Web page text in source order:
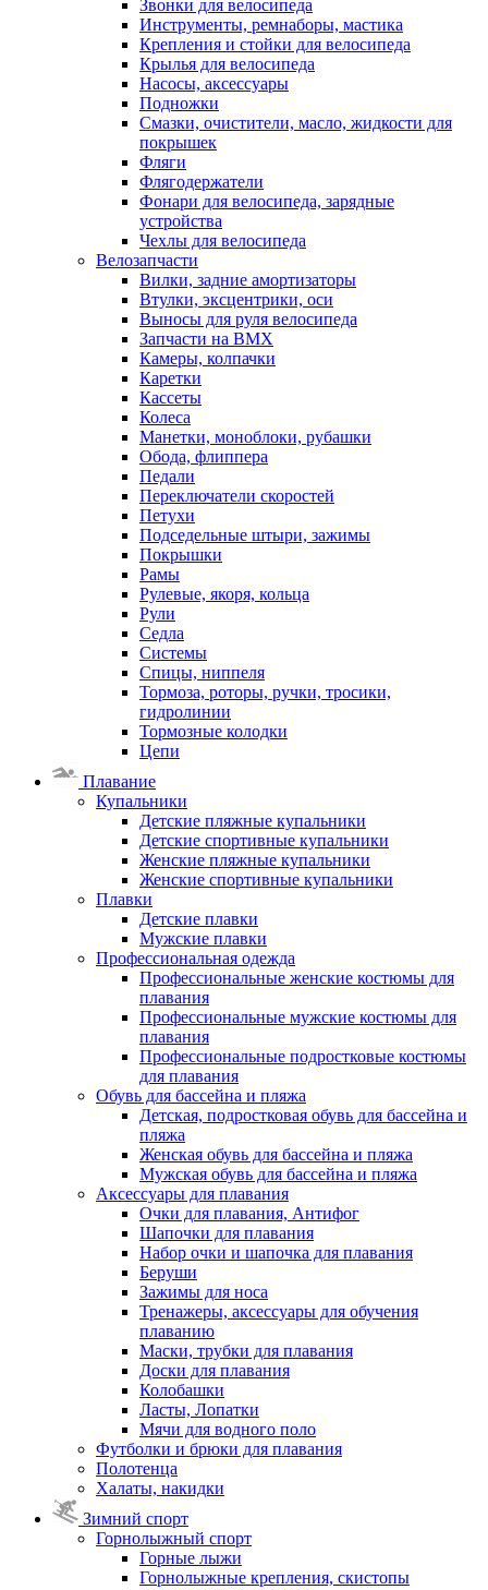
Звонки для велосипеда
Инструменты, ремнаборы, мастика
Крепления и стойки для велосипеда
Крылья для велосипеда
Насосы, аксессуары
Подножки
Смазки, очистители, масло, жидкости для
покрышек
Фляги
Флягодержатели
Фонари для велосипеда, зарядные
устройства
Чехлы для велосипеда
Велозапчасти
Вилки, задние амортизаторы
Втулки, эксцентрики, оси
Выносы для руля велосипеда
Запчасти на BMX
Камеры, колпачки
Каретки
Кассеты
Колеса
Манетки, моноблоки, рубашки
Обода, флиппера
Педали
Переключатели скоростей
Петухи
Подседельные штыри, зажимы
Покрышки
Рамы
Рулевые, якоря, кольца
Рули
Седла
Системы
Спицы, ниппеля
Тормоза, роторы, ручки, тросики,
гидролинии
Тормозные колодки
Цепи
Плавание
Купальники
Детские пляжные купальники
Детские спортивные купальники
Женские пляжные купальники
Женские спортивные купальники
Плавки
Детские плавки
Мужские плавки
Профессиональная одежда
Профессиональные женские костюмы для
плавания
Профессиональные мужские костюмы для
плавания
Профессиональные подростковые костюмы
для плавания
Обувь для бассейна и пляжа
Детская, подростковая обувь для бассейна и
пляжа
Женская обувь для бассейна и пляжа
Мужская обувь для бассейна и пляжа
Аксессуары для плавания
Очки для плавания, Антифог
Шапочки для плавания
Набор очки и шапочка для плавания
Беруши
Зажимы для носа
Тренажеры, аксессуары для обучения
плаванию
Маски, трубки для плавания
Доски для плавания
Колобашки
Ласты, Лопатки
Мячи для водного поло
Футболки и брюки для плавания
Полотенца
Халаты, накидки
Зимний спорт
Горнолыжный спорт
Горные лыжи
Горнолыжные крепления, скистопы